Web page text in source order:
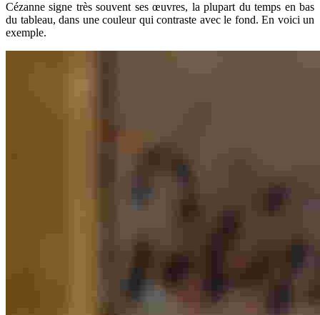
Cézanne signe très souvent ses œuvres, la plupart du temps en bas
du tableau, dans une couleur qui contraste avec le fond. En voici un
exemple.